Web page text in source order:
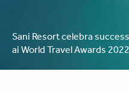
Sani Resort celebra
ai World Travel Awards